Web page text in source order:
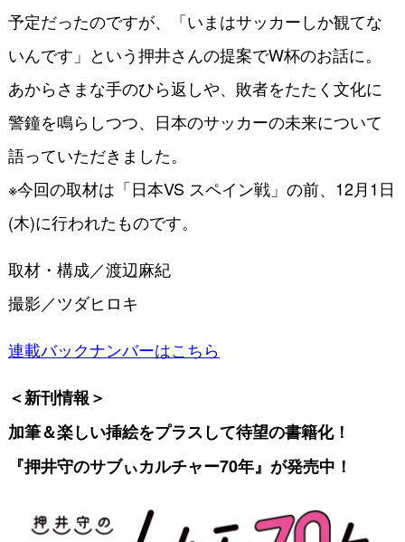
予定だったのですが、「いまはサッカーしか観てな
いんです」という押井さんの提案でW杯のお話に。
あからさまな手のひら返しや、敗者をたたく文化に
警鐘を鳴らしつつ、日本のサッカーの未来について
語っていただきました。
※今回の取材は「日本VS スペイン戦」の前、12月1日
(木)に行われたものです。
取材・構成／渡辺麻紀
撮影／ツダヒロキ
連載バックナンバーはこちら
＜新刊情報＞
加筆＆楽しい挿絵をプラスして待望の書籍化！
『押井守のサブぃカルチャー70年』が発売中！